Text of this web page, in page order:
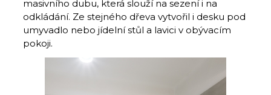
masivního dubu, která slouží na sezení i na
odkládání. Ze stejného dřeva vytvořil i desku pod
umyvadlo nebo jídelní stůl a lavici v obývacím
pokoji.